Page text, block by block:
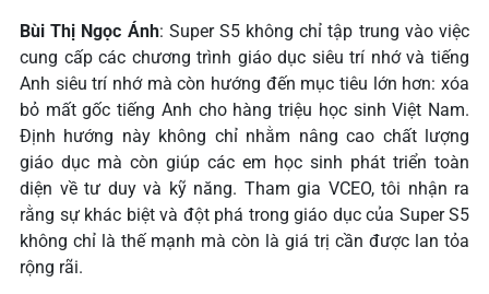
Bùi Thị Ngọc Ánh: Super S5 không chỉ tập trung vào việc
cung cấp các chương trình giáo dục siêu trí nhớ và tiếng
Anh siêu trí nhớ mà còn hướng đến mục tiêu lớn hơn: xóa
bỏ mất gốc tiếng Anh cho hàng triệu học sinh Việt Nam.
Định hướng này không chỉ nhằm nâng cao chất lượng
giáo dục mà còn giúp các em học sinh phát triển toàn
diện về tư duy và kỹ năng. Tham gia VCEO, tôi nhận ra
rằng sự khác biệt và đột phá trong giáo dục của Super S5
không chỉ là thế mạnh mà còn là giá trị cần được lan tỏa
rộng rãi.